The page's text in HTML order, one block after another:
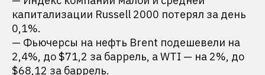
капитализации Russell 2000 потерял за день
0,1%.
— Фьючерсы на нефть Brent подешевели на
2,4%, до $71,2 за баррель, а WTI — на 2%, до
$68,12 за баррель.